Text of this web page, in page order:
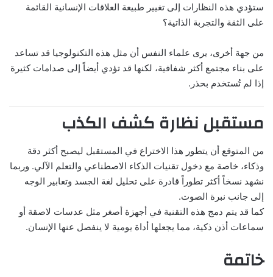
ستؤدي هذه النظارات إلى تغيير طبيعة العلاقات الإنسانية القائمة
على الثقة والتجربة الذاتية؟
من جهة أخرى، يرى علماء النفس أن مثل هذه التكنولوجيا قد تساعد
على بناء مجتمع أكثر شفافية، لكنها قد تؤدي أيضاً إلى صدامات كثيرة
إذا لم تُستخدم بحذر.
مستقبل نظارة كشف الكذب
من المتوقع أن يتطور هذا الاختراع في المستقبل ليصبح أكثر دقة
وذكاء، خاصة مع دخول تقنيات الذكاء الاصطناعي والتعلم الآلي. وربما
نشهد نسخاً أكثر تطوراً قادرة على تحليل لغة الجسد وتعابير الوجه
إلى جانب نبرة الصوت.
كما قد يتم دمج هذه التقنية في أجهزة أصغر مثل عدسات لاصقة أو
سماعات أذن ذكية، مما يجعلها أداة يومية لا ينفصل عنها الإنسان.
خاتمة